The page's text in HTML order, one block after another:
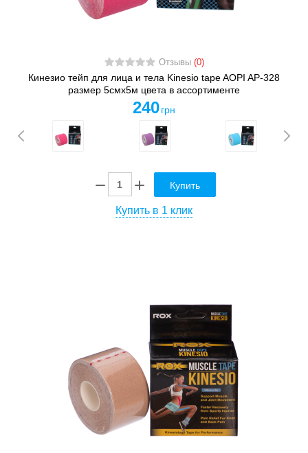
Отзывы (0)
Кинезио тейп для лица и тела Kinesio tape AOPI AP-328
размер 5смх5м цвета в ассортименте
240 грн
Купить
Купить в 1 клик